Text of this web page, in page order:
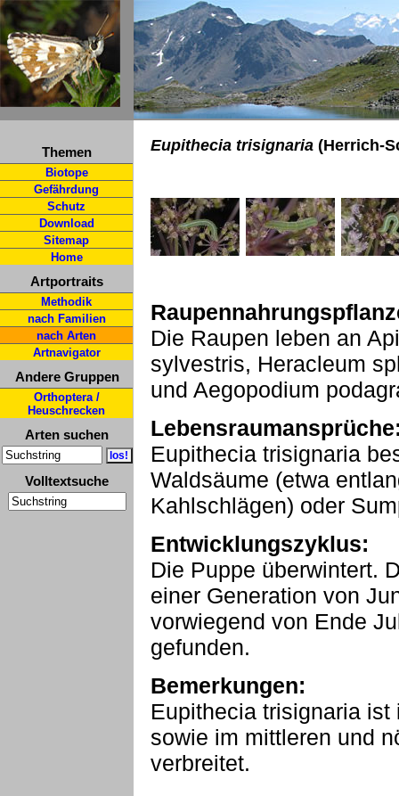
Themen
Biotope
Gefährdung
Schutz
Download
Sitemap
Home
Artportraits
Methodik
nach Familien
nach Arten
Artnavigator
Andere Gruppen
Orthoptera /
Heuschrecken
Arten suchen
Volltextsuche
Eupithecia trisignaria (Herrich-
Die Raupen leben an
sylvestris, Heracleum
und Aegopodium
Eupithecia trisignaria
Waldsäume (etwa
Kahlschlägen) oder
Entwicklungszyklus:
Die Puppe überwintert.
einer Generation von
vorwiegend von Ende
gefunden.
Bemerkungen:
Eupithecia trisignaria
sowie im mittleren und
verbreitet.